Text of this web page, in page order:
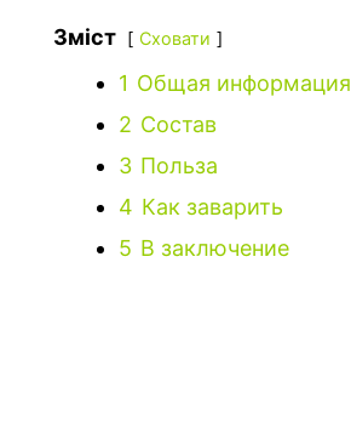
Зміст Сховати
1 Общая информация
2 Состав
3 Польза
4 Как заварить
5 В заключение